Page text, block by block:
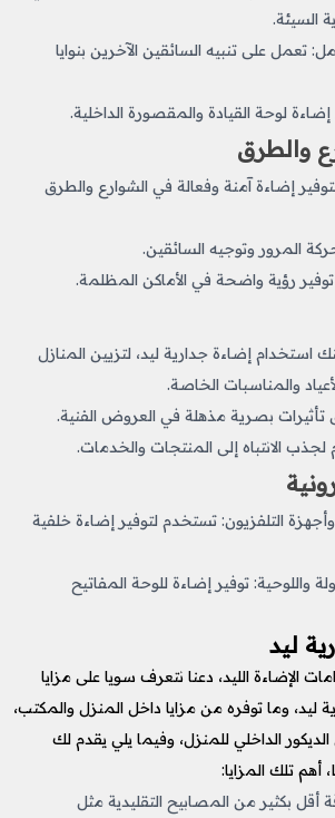
السيئة.
تعمل على تنبيه السائقين الآخرين بنوايا
لوحة القيادة والمقصورة الداخلية.
إضاءة آمنة وفعالة في الشوارع والطرق
المرور وتوجيه السائقين.
توفير رؤية واضحة في الأماكن المظلمة.
استخدام إضاءة جدارية ليد، لتزيين المنازل
والمناسبات الخاصة.
تأثيرات بصرية مذهلة في العروض الفنية.
لجذب الانتباه إلى المنتجات والخدمات.
التلفزيون: تستخدم لتوفير إضاءة خلفية
واللوحية: توفير إضاءة للوحة المفاتيح
ليد
الإضاءة الليد، دعنا نتعرف سويا على مزايا
ليد، وما توفره من مزايا داخل المنزل والمكتب،
الداخلي للمنزل، وفيما يلي يقدم لك
أقل بكثير من المصابيح التقليدية مثل